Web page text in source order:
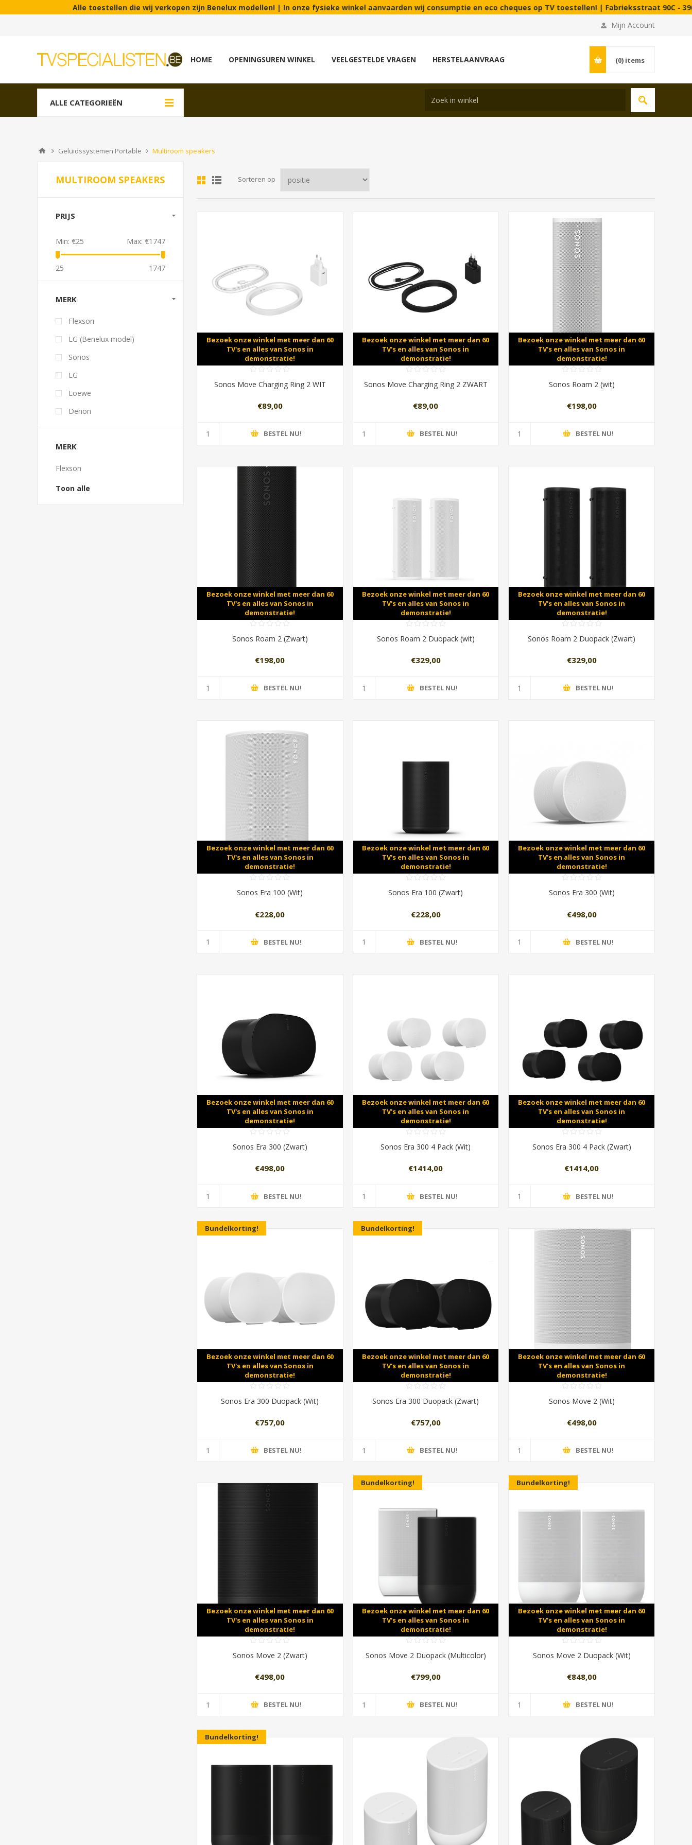
Alle toestellen die wij verkopen zijn Benelux modellen! | In onze fysieke winkel aanvaarden wij consumptie en eco cheques op TV toestellen! | Fabrieksstraat 90C - 3900 Pelt (B).
Mijn Account
HOME OPENINGSUREN WINKEL VEELGESTELDE VRAGEN HERSTELAANVRAAG (0) items
ALLE CATEGORIEËN
Geluidssystemen Portable Multiroom speakers
Sorteren op
Bezoek onze winkel met meer dan 60
TV's en alles van Sonos in
demonstratie!
Sonos Move Charging Ring 2 WIT
€89,00
BESTEL NU!
Bezoek onze winkel met meer dan 60
TV's en alles van Sonos in
demonstratie!
Sonos Move Charging Ring 2 ZWART
€89,00
BESTEL NU!
Bezoek onze winkel met meer dan 60
TV's en alles van Sonos in
demonstratie!
Sonos Roam 2 (wit)
€198,00
BESTEL NU!
Bezoek onze winkel met meer dan 60
TV's en alles van Sonos in
demonstratie!
Sonos Roam 2 (Zwart)
€198,00
BESTEL NU!
Bezoek onze winkel met meer dan 60
TV's en alles van Sonos in
demonstratie!
Sonos Roam 2 Duopack (wit)
€329,00
BESTEL NU!
Bezoek onze winkel met meer dan 60
TV's en alles van Sonos in
demonstratie!
Sonos Roam 2 Duopack (Zwart)
€329,00
BESTEL NU!
Bezoek onze winkel met meer dan 60
TV's en alles van Sonos in
demonstratie!
Sonos Era 100 (Wit)
€228,00
BESTEL NU!
Bezoek onze winkel met meer dan 60
TV's en alles van Sonos in
demonstratie!
Sonos Era 100 (Zwart)
€228,00
BESTEL NU!
Bezoek onze winkel met meer dan 60
TV's en alles van Sonos in
demonstratie!
Sonos Era 300 (Wit)
€498,00
BESTEL NU!
Bezoek onze winkel met meer dan 60
TV's en alles van Sonos in
demonstratie!
Sonos Era 300 (Zwart)
€498,00
BESTEL NU!
Bezoek onze winkel met meer dan 60
TV's en alles van Sonos in
demonstratie!
Sonos Era 300 4 Pack (Wit)
€1414,00
BESTEL NU!
Bezoek onze winkel met meer dan 60
TV's en alles van Sonos in
demonstratie!
Sonos Era 300 4 Pack (Zwart)
€1414,00
BESTEL NU!
Bundelkorting!
Bezoek onze winkel met meer dan 60
TV's en alles van Sonos in
demonstratie!
Sonos Era 300 Duopack (Wit)
€757,00
BESTEL NU!
Bundelkorting!
Bezoek onze winkel met meer dan 60
TV's en alles van Sonos in
demonstratie!
Sonos Era 300 Duopack (Zwart)
€757,00
BESTEL NU!
Bezoek onze winkel met meer dan 60
TV's en alles van Sonos in
demonstratie!
Sonos Move 2 (Wit)
€498,00
BESTEL NU!
Bezoek onze winkel met meer dan 60
TV's en alles van Sonos in
demonstratie!
Sonos Move 2 (Zwart)
€498,00
BESTEL NU!
Bundelkorting!
Bezoek onze winkel met meer dan 60
TV's en alles van Sonos in
demonstratie!
Sonos Move 2 Duopack (Multicolor)
€799,00
BESTEL NU!
Bundelkorting!
Bezoek onze winkel met meer dan 60
TV's en alles van Sonos in
demonstratie!
Sonos Move 2 Duopack (Wit)
€848,00
BESTEL NU!
Bundelkorting!
MULTIROOM SPEAKERS
PRIJS
Min: €25 Max: €1747
25 1747
MERK
Flexson
LG (Benelux model)
Sonos
LG
Loewe
Denon
MERK
Flexson
Toon alle